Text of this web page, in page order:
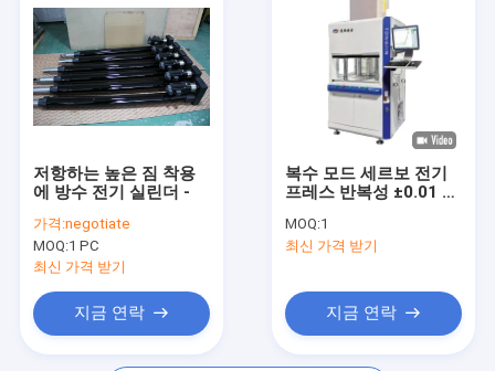
제품
VR 쇼
회사 소개
문의하기
조회를 요청하다
저항하는 높은 짐 착용
에 방수 전기 실린더 -
가격:negotiate
MOQ:1 PC
최신 가격 받기
지금 연락
복수 모드 세르보 전기
프레스 반복성 ±0.01 및
MOQ:1
최신 가격 받기
지금 연락